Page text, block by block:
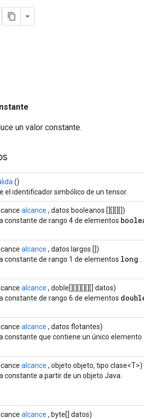
un valor constante.
()
el identificador simbólico de un tensor.
alcance , datos booleanos [][][][])
constante de rango 4 de elementos
alcance , datos largos [])
constante de rango 1 de elementos long
alcance , doble[][][][][][] datos)
constante de rango 6 de elementos
alcance , datos flotantes)
constante que contiene un único elemento
alcance , objeto objeto, tipo clase<T>)
constante a partir de un objeto Java.
alcance , byte[] datos)